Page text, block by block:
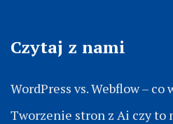
Czytaj z nami
WordPress vs. Webflow – co
Tworzenie stron z Ai czy to